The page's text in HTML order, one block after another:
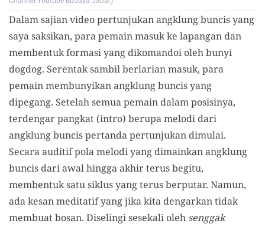
Dalam sajian video pertunjukan angklung buncis yang
saya saksikan, para pemain masuk ke lapangan dan
membentuk formasi yang dikomandoi oleh bunyi
dogdog. Serentak sambil berlarian masuk, para
pemain membunyikan angklung buncis yang
dipegang. Setelah semua pemain dalam posisinya,
terdengar pangkat (intro) berupa melodi dari
angklung buncis pertanda pertunjukan dimulai.
Secara auditif pola melodi yang dimainkan angklung
buncis dari awal hingga akhir terus begitu,
membentuk satu siklus yang terus berputar. Namun,
ada kesan meditatif yang jika kita dengarkan tidak
membuat bosan. Diselingi sesekali oleh senggak